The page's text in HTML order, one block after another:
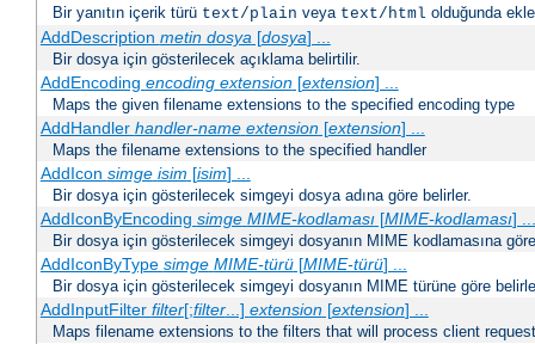
Bir yanıtın içerik türü text/plain veya text/html olduğunda
AddDescription metin dosya[dosya] ...
Bir dosya için gösterilecek açıklama belirtilir.
AddEncoding encoding extension[extension] ...
Maps the given filename extensions to the specified encoding type
AddHandler handler-name extension[extension] ...
Maps the filename extensions to the specified handler
AddIcon simge isim [isim] ...
Bir dosya için gösterilecek simgeyi dosya adına göre belirler.
AddIconByEncoding simge MIME-kodlaması[MIME-kodlaması] ...
Bir dosya için gösterilecek simgeyi dosyanın MIME kodlamasına
AddIconByType simge MIME-türü[MIME-türü] ...
Bir dosya için gösterilecek simgeyi dosyanın MIME türüne göre
AddInputFilter filter[;filter...] extension[extension] ...
Maps filename extensions to the filters that will process client